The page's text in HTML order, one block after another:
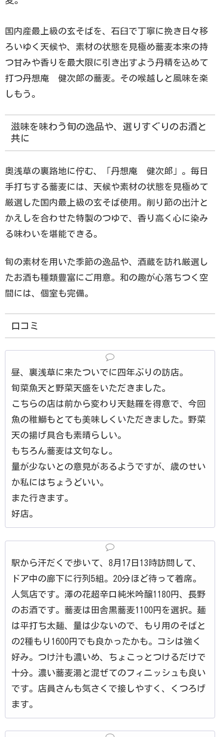
国内産最上級の玄そばを、石臼で丁寧に挽き日々移
ろいゆく天候や、素材の状態を見極め蕎麦本来の持
つ甘みや香りを最大限に引き出すよう丹精を込めて
打つ丹想庵 健次郎の蕎麦。その喉越しと風味を楽
しもう。
滋味を味わう旬の逸品や、選りすぐりのお酒と
共に
奥浅草の裏路地に佇む、「丹想庵 健次郎」。毎日
手打ちする蕎麦には、天候や素材の状態を見極めて
厳選した国内最上級の玄そば使用。削り節の出汁と
かえしを合わせた特製のつゆで、香り高く心に染み
る味わいを堪能できる。
旬の素材を用いた季節の逸品や、酒蔵を訪れ厳選し
たお酒も種類豊富にご用意。和の趣が心落ちつく空
間には、個室も完備。
口コミ
昼、裏浅草に来たついでに四年ぶりの訪店。
旬菜魚天と野菜天盛をいただきました。
こちらの店は前から変わり天麩羅を得意で、今回
魚の稚鰤もとても美味しくいただきました。野菜
天の揚げ具合も素晴らしい。
もちろん蕎麦は文句なし。
量が少ないとの意見があるようですが、歳のせい
か私にはちょうどいい。
また行きます。
好店。
駅から汗だくで歩いて、8月17日13時訪問して、
ドア中の廊下に行列5組。20分ほど待って着席。
人気店です。澤の花超辛口純米吟醸1180円、長野
のお酒です。蕎麦は田舎黒蕎麦1100円を選択。麺
は平打ち太麺、量は少ないので、もり用のそばと
の2種もり1600円でも良かったかも。コシは強く
好み。つけ汁も濃いめ、ちょこっとつけるだけで
十分。濃い蕎麦湯と混ぜてのフィニッシュも良い
です。店員さんも気さくで接しやすく、くつろげ
ます。